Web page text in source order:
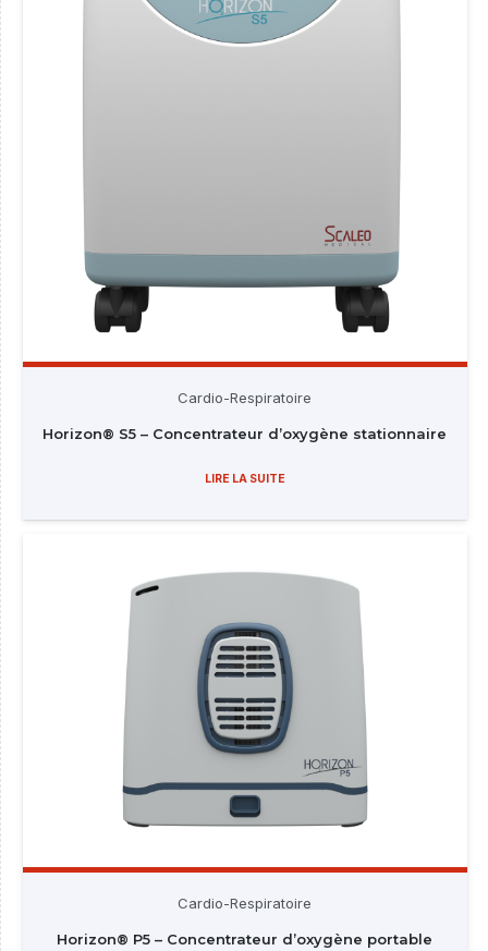
Cardio-Respiratoire
Horizon® S5 – Concentrateur d’oxygène stationnaire
LIRE LA SUITE
Cardio-Respiratoire
Horizon® P5 – Concentrateur d’oxygène portable